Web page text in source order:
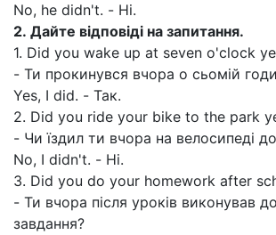
No, he didn't. - Ні.
2. Дайте відповіді на запитання.
1. Did you wake up at seven o'clock
- Ти прокинувся вчора о сьомій
Yes, I did. - Так.
2. Did you ride your bike to the park
- Чи їздил ти вчора на велосипеді
No, I didn't. - Ні.
3. Did you do your homework after
- Ти вчора після уроків виконував
завдання?